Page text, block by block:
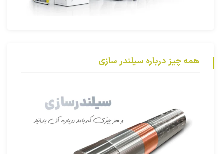
همه چیز درباره سیلندر سازی